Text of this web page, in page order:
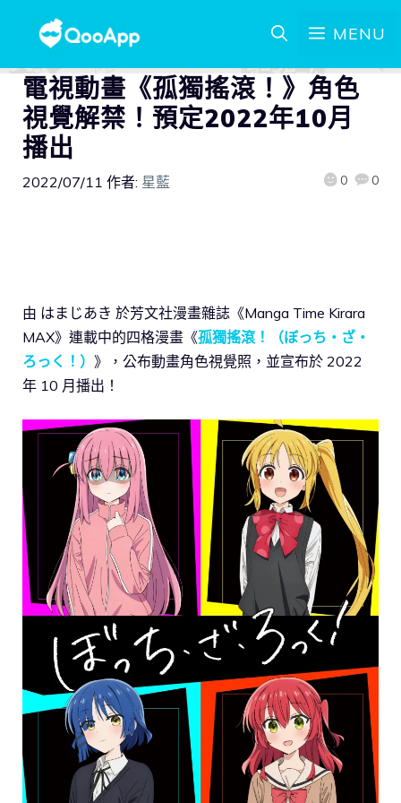
MENU
電視動畫《孤獨搖滾！》角色
視覺解禁！預定2022年10月
播出
2022/07/11 作者: 星藍 0 0
由 はまじあき 於芳文社漫畫雜誌《Manga Time Kirara
MAX》連載中的四格漫畫《孤獨搖滾！（ぼっち・ざ・
ろっく！） 》，公布動畫角色視覺照，並宣布於 2022
年 10 月播出！